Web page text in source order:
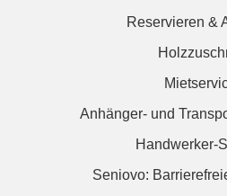
Reservieren &
Anhänger- und
Handwerker-
Seniovo: